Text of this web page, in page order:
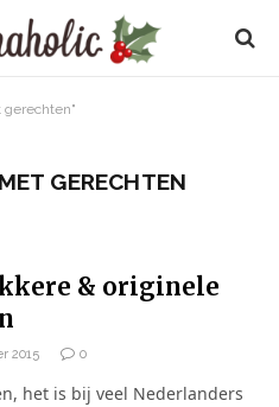
gerechten"
GERECHTEN
& originele
2015 0
het is bij veel Nederlanders